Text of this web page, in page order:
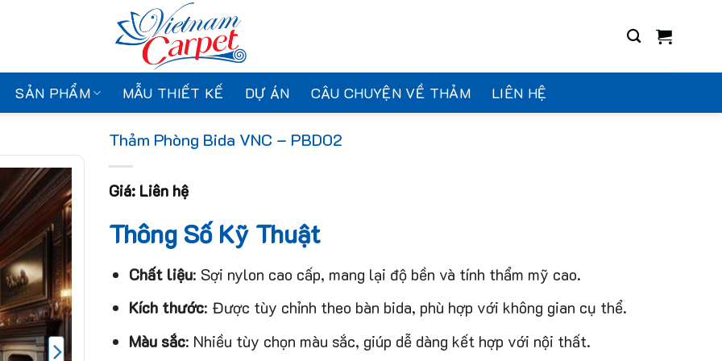
SẢN PHẨM MẪU THIẾT KẾ DỰ ÁN CÂU CHUYỆN VỀ THẢM LIÊN HỆ
Thảm Phòng Bida VNC – PBD02
Giá: Liên hệ
Thông Số Kỹ Thuật
Chất liệu: Sợi nylon cao cấp, mang lại độ bền và tính thẩm mỹ cao.
Kích thước: Được tùy chỉnh theo bàn bida, phù hợp với không gian cụ thể.
Màu sắc: Nhiều tùy chọn màu sắc, giúp dễ dàng kết hợp với nội thất.